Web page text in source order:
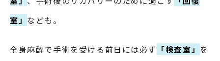
室」 なども。
全身麻酔で手術を受ける前日には必ず 「検査室」 を